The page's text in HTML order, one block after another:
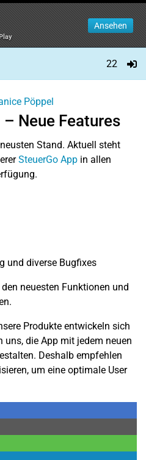
Ansehen
22
Pöppel
Neue Features
Stand. Aktuell steht
SteuerGo App in allen
und diverse Bugfixes
neuesten Funktionen und
Produkte entwickeln sich
uns, die App mit jedem neuen
Deshalb empfehlen
um eine optimale User